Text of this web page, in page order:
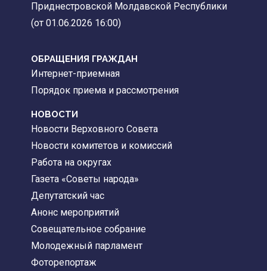
Приднестровской Молдавской Республики
(от 01.06.2026 16:00)
ОБРАЩЕНИЯ ГРАЖДАН
Интернет-приемная
Порядок приема и рассмотрения
НОВОСТИ
Новости Верховного Совета
Новости комитетов и комиссий
Работа на округах
Газета «Советы народа»
Депутатский час
Анонс мероприятий
Совещательное собрание
Молодежный парламент
Фоторепортаж